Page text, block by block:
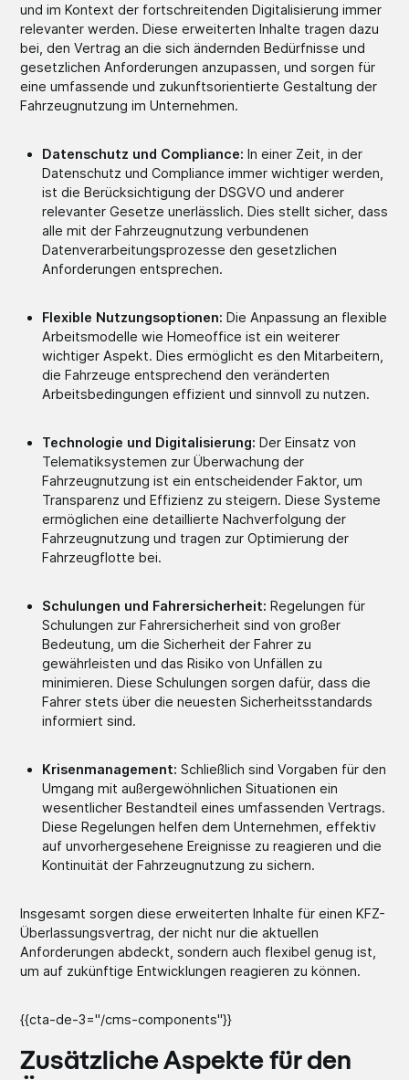
und im Kontext der fortschreitenden Digitalisierung immer
relevanter werden. Diese erweiterten Inhalte tragen dazu
bei, den Vertrag an die sich ändernden Bedürfnisse und
gesetzlichen Anforderungen anzupassen, und sorgen für
eine umfassende und zukunftsorientierte Gestaltung der
Fahrzeugnutzung im Unternehmen.
Datenschutz und Compliance: In einer Zeit, in der
Datenschutz und Compliance immer wichtiger werden,
ist die Berücksichtigung der DSGVO und anderer
relevanter Gesetze unerlässlich. Dies stellt sicher, dass
alle mit der Fahrzeugnutzung verbundenen
Datenverarbeitungsprozesse den gesetzlichen
Anforderungen entsprechen.
Flexible Nutzungsoptionen:Die Anpassung an flexible
Arbeitsmodelle wie Homeoffice ist ein weiterer
wichtiger Aspekt. Dies ermöglicht es den Mitarbeitern,
die Fahrzeuge entsprechend den veränderten
Arbeitsbedingungen effizient und sinnvoll zu nutzen.
Technologie und Digitalisierung: Der Einsatz von
Telematiksystemen zur Überwachung der
Fahrzeugnutzung ist ein entscheidender Faktor, um
Transparenz und Effizienz zu steigern. Diese Systeme
ermöglichen eine detaillierte Nachverfolgung der
Fahrzeugnutzung und tragen zur Optimierung der
Fahrzeugflotte bei.
Schulungen und Fahrersicherheit: Regelungen für
Schulungen zur Fahrersicherheit sind von großer
Bedeutung, um die Sicherheit der Fahrer zu
gewährleisten und das Risiko von Unfällen zu
minimieren. Diese Schulungen sorgen dafür, dass die
Fahrer stets über die neuesten Sicherheitsstandards
informiert sind.
Krisenmanagement:Schließlich sind Vorgaben für den
Umgang mit außergewöhnlichen Situationen ein
wesentlicher Bestandteil eines umfassenden Vertrags.
Diese Regelungen helfen dem Unternehmen, effektiv
auf unvorhergesehene Ereignisse zu reagieren und die
Kontinuität der Fahrzeugnutzung zu sichern.
Insgesamt sorgen diese erweiterten Inhalte für einen KFZ-
Überlassungsvertrag, der nicht nur die aktuellen
Anforderungen abdeckt, sondern auch flexibel genug ist,
um auf zukünftige Entwicklungen reagieren zu können.
{{cta-de-3="/cms-components"}}
Zusätzliche Aspekte für den